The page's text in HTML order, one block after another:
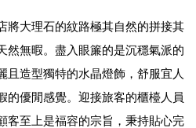
將大理石的紋路極其自然的拼接其
然無暇。盡入眼簾的是沉穩氣派的
且造型獨特的水晶燈飾，舒服宜人
的優閒感覺。迎接旅客的櫃檯人員
客至上是福容的宗旨，秉持貼心完